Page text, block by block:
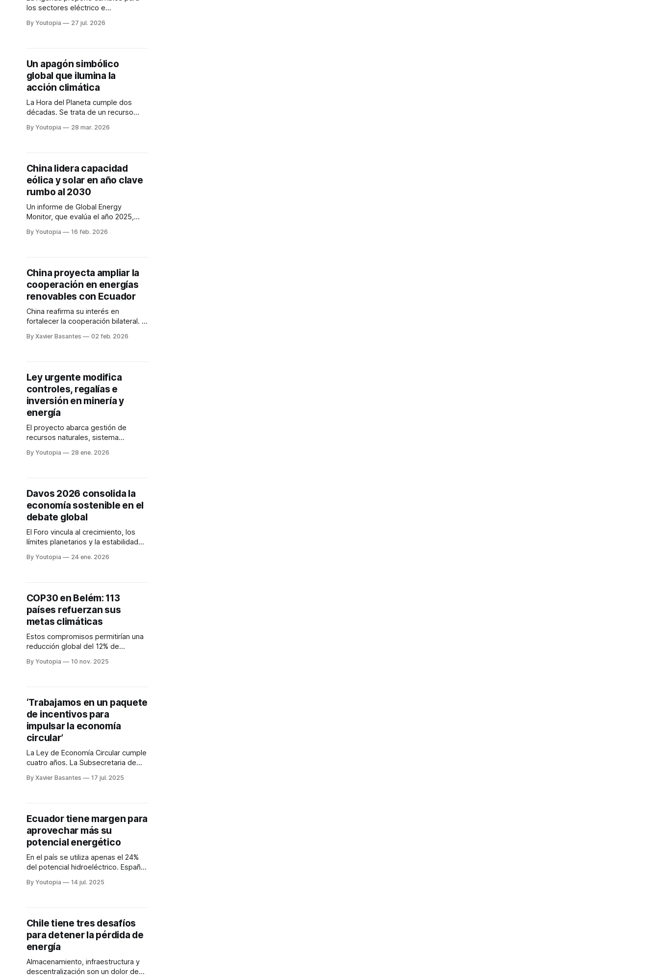
los sectores eléctrico e
pero no establece metas,
By Youtopia 27 jul. 2026
Un apagón simbólico
global que ilumina la
acción climática
La Hora del Planeta cumple dos
décadas. Se trata de un recurso
reales frente a la crisis climática.
By Youtopia 28 mar. 2026
China lidera capacidad
eólica y solar en año clave
rumbo al 2030
Un informe de Global Energy
Monitor, que evalúa el año 2025,
la mitad de la capacidad eólica y
By Youtopia 16 feb. 2026
China proyecta ampliar la
cooperación en energías
renovables con Ecuador
China reafirma su interés en
fortalecer la cooperación bilateral. El
energética, la innovación y el
By Xavier Basantes 02 feb. 2026
Ley urgente modifica
controles, regalías e
inversión en minería y
energía
El proyecto abarca gestión de
recursos naturales, sistema
sectores. En minería, la autorización
By Youtopia 28 ene. 2026
Davos 2026 consolida la
economía sostenible en el
debate global
El Foro vincula al crecimiento, los
límites planetarios y la estabilidad
brecha entre el discurso diplomático
By Youtopia 24 ene. 2026
COP30 en Belém: 113
países refuerzan sus
metas climáticas
Estos compromisos permitirían una
reducción global del 12% de
realizará hasta el 21 de noviembre.
By Youtopia 10 nov. 2025
‘Trabajamos en un paquete
de incentivos para
impulsar la economía
circular’
La Ley de Economía Circular cumple
cuatro años. La Subsecretaria de
Peñaherrera, evalúa los resultados.
By Xavier Basantes 17 jul. 2025
Ecuador tiene margen para
aprovechar más su
potencial energético
En el país se utiliza apenas el 24%
del potencial hidroeléctrico. España
cinco proyectos de energía solar
By Youtopia 14 jul. 2025
Chile tiene tres desafíos
para detener la pérdida de
energía
Almacenamiento, infraestructura y
descentralización son un dolor de